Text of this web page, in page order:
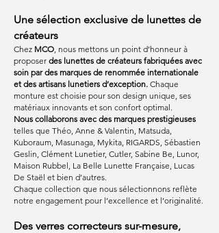
Une sélection exclusive de lunettes de
créateurs
Chez MCO , nous mettons un point d’honneur à
proposer des lunettes de créateurs fabriquées avec
soin par des marques de renommée internationale
et des artisans lunetiers d’exception. Chaque
monture est choisie pour son design unique, ses
matériaux innovants et son confort optimal.
Nous collaborons avec des marques prestigieuses
telles que Théo, Anne & Valentin, Matsuda,
Kuboraum, Masunaga, Mykita, RIGARDS, Sébastien
Geslin, Clément Lunetier, Cutler, Sabine Be, Lunor,
Maison Rubbel, La Belle Lunette Française, Lucas
De Staël et bien d’autres.
Chaque collection que nous sélectionnons reflète
notre engagement pour l’excellence et l’originalité.
Des verres correcteurs sur-mesure,